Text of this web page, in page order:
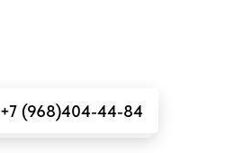
+7 (968)404-44-84